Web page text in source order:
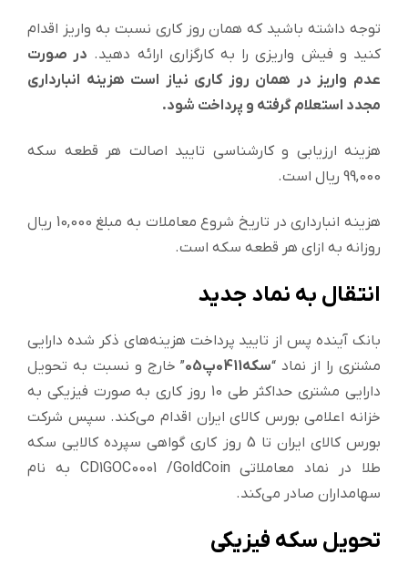
توجه داشته باشید که همان روز کاری نسبت به واریز اقدام
کنید و فیش واریزی را به کارگزاری ارائه دهید. در صورت
عدم واریز در همان روز کاری نیاز است هزینه انبارداری
مجدد استعلام گرفته و پرداخت شود.
هزینه ارزیابی و کارشناسی تایید اصالت هر قطعه سکه
99,000 ریال است.
هزینه انبارداری در تاریخ شروع معاملات به مبلغ 10,000 ریال
روزانه به ازای هر قطعه سکه است.
انتقال به نماد جدید
بانک آینده پس از تایید پرداخت هزینه‌های ذکر شده دارایی
مشتری را از نماد “سكه0411پ05
” خارج و نسبت به تحویل
دارایی مشتری حداکثر طی 10 روز کاری به صورت فیزیکی به
خزانه اعلامی بورس کالای ایران اقدام می‌کند. سپس شرکت
بورس کالای ایران تا 5 روز کاری گواهی سپرده کالایی سکه
طلا در نماد معاملاتی CD1GOC0001 /GoldCoin به نام
سهامداران صادر می‌کند.
تحویل سکه فیزیکی